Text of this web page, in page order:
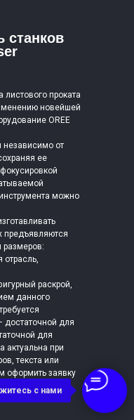
с нами
станков
листового проката
новейшей
OREE
независимо от
ее
можно
предъявляются
размеров:
отрасль,
раскрой,
данного
достаточной для
для
актуальна при
текста или
оформить заявку